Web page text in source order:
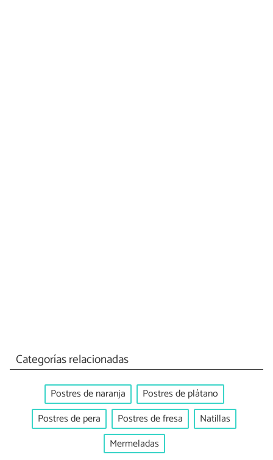
Categorías relacionadas
Postres de naranja
Postres de plátano
Postres de pera
Postres de fresa
Natillas
Mermeladas